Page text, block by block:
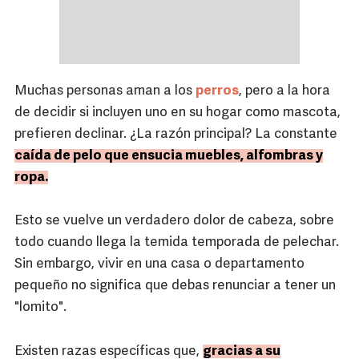
Muchas personas aman a los perros, pero a la hora
de decidir si incluyen uno en su hogar como mascota,
prefieren declinar. ¿La razón principal? La constante
caída de pelo que ensucia muebles, alfombras y
ropa.
Esto se vuelve un verdadero dolor de cabeza, sobre
todo cuando llega la temida temporada de pelechar.
Sin embargo, vivir en una casa o departamento
pequeño no significa que debas renunciar a tener un
"lomito".
Existen razas específicas que, gracias a su